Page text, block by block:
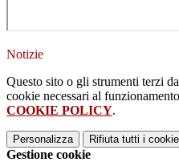
Notizie
Questo sito o gli strumenti terzi
cookie necessari al
COOKIE POLICY.
Personalizza Rifiuta tutti i
Gestione cookie